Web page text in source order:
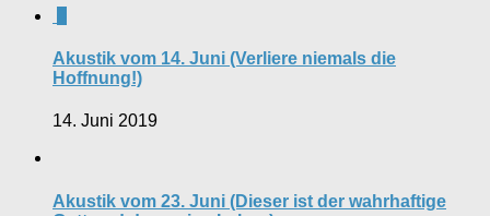
Akustik vom 14. Juni (Verliere niemals die
Hoffnung!)
14. Juni 2019
Akustik vom 23. Juni (Dieser ist der wahrhaftige